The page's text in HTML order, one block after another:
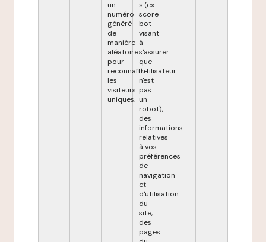
un
numéro
généré
de
manière
aléatoire
pour
reconnaître
les
visiteurs
uniques.
» (ex :
score
bot
visant
à
s'assurer
que
l'utilisateur
n'est
pas
un
robot),
des
informations
relatives
à vos
préférences
de
navigation
et
d'utilisation
du
site,
des
pages